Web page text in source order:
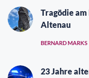
Tragödie
Altenau
BERNARD MARKS
23 Jahre